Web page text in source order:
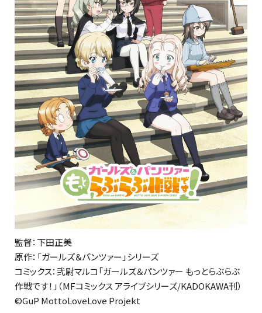
監督：下田正美
原作：「ガールズ＆パンツァー」シリーズ
コミックス：弐尉マルコ「ガールズ＆パンツァー もっとらぶらぶ
作戦です！」（MFコミックス アライブシリーズ/KADOKAWA刊）
©GuP MottoLoveLove Projekt